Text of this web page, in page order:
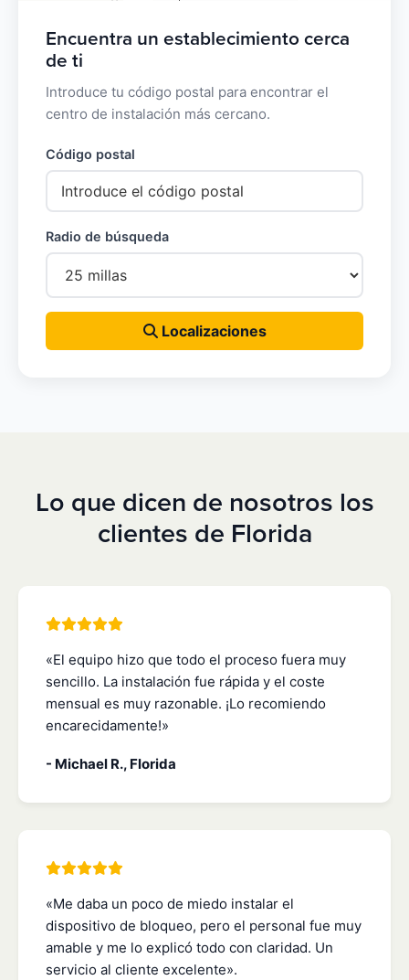
Encuentra un establecimiento cerca
de ti
Introduce tu código postal para encontrar el
centro de instalación más cercano.
Código postal
Radio de búsqueda
Localizaciones
Lo que dicen de nosotros los
clientes de Florida
«El equipo hizo que todo el proceso fuera muy
sencillo. La instalación fue rápida y el coste
mensual es muy razonable. ¡Lo recomiendo
encarecidamente!»
- Michael R., Florida
«Me daba un poco de miedo instalar el
dispositivo de bloqueo, pero el personal fue muy
amable y me lo explicó todo con claridad. Un
servicio al cliente excelente».